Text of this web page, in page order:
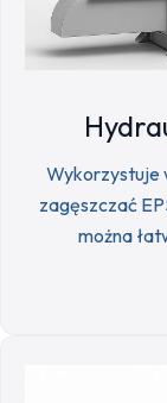
Wykorzystuje
zagęszczać
można